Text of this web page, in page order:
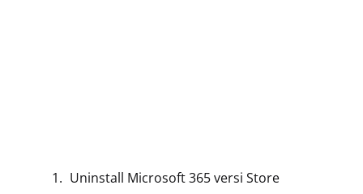
Uninstall Microsoft 365 versi Store